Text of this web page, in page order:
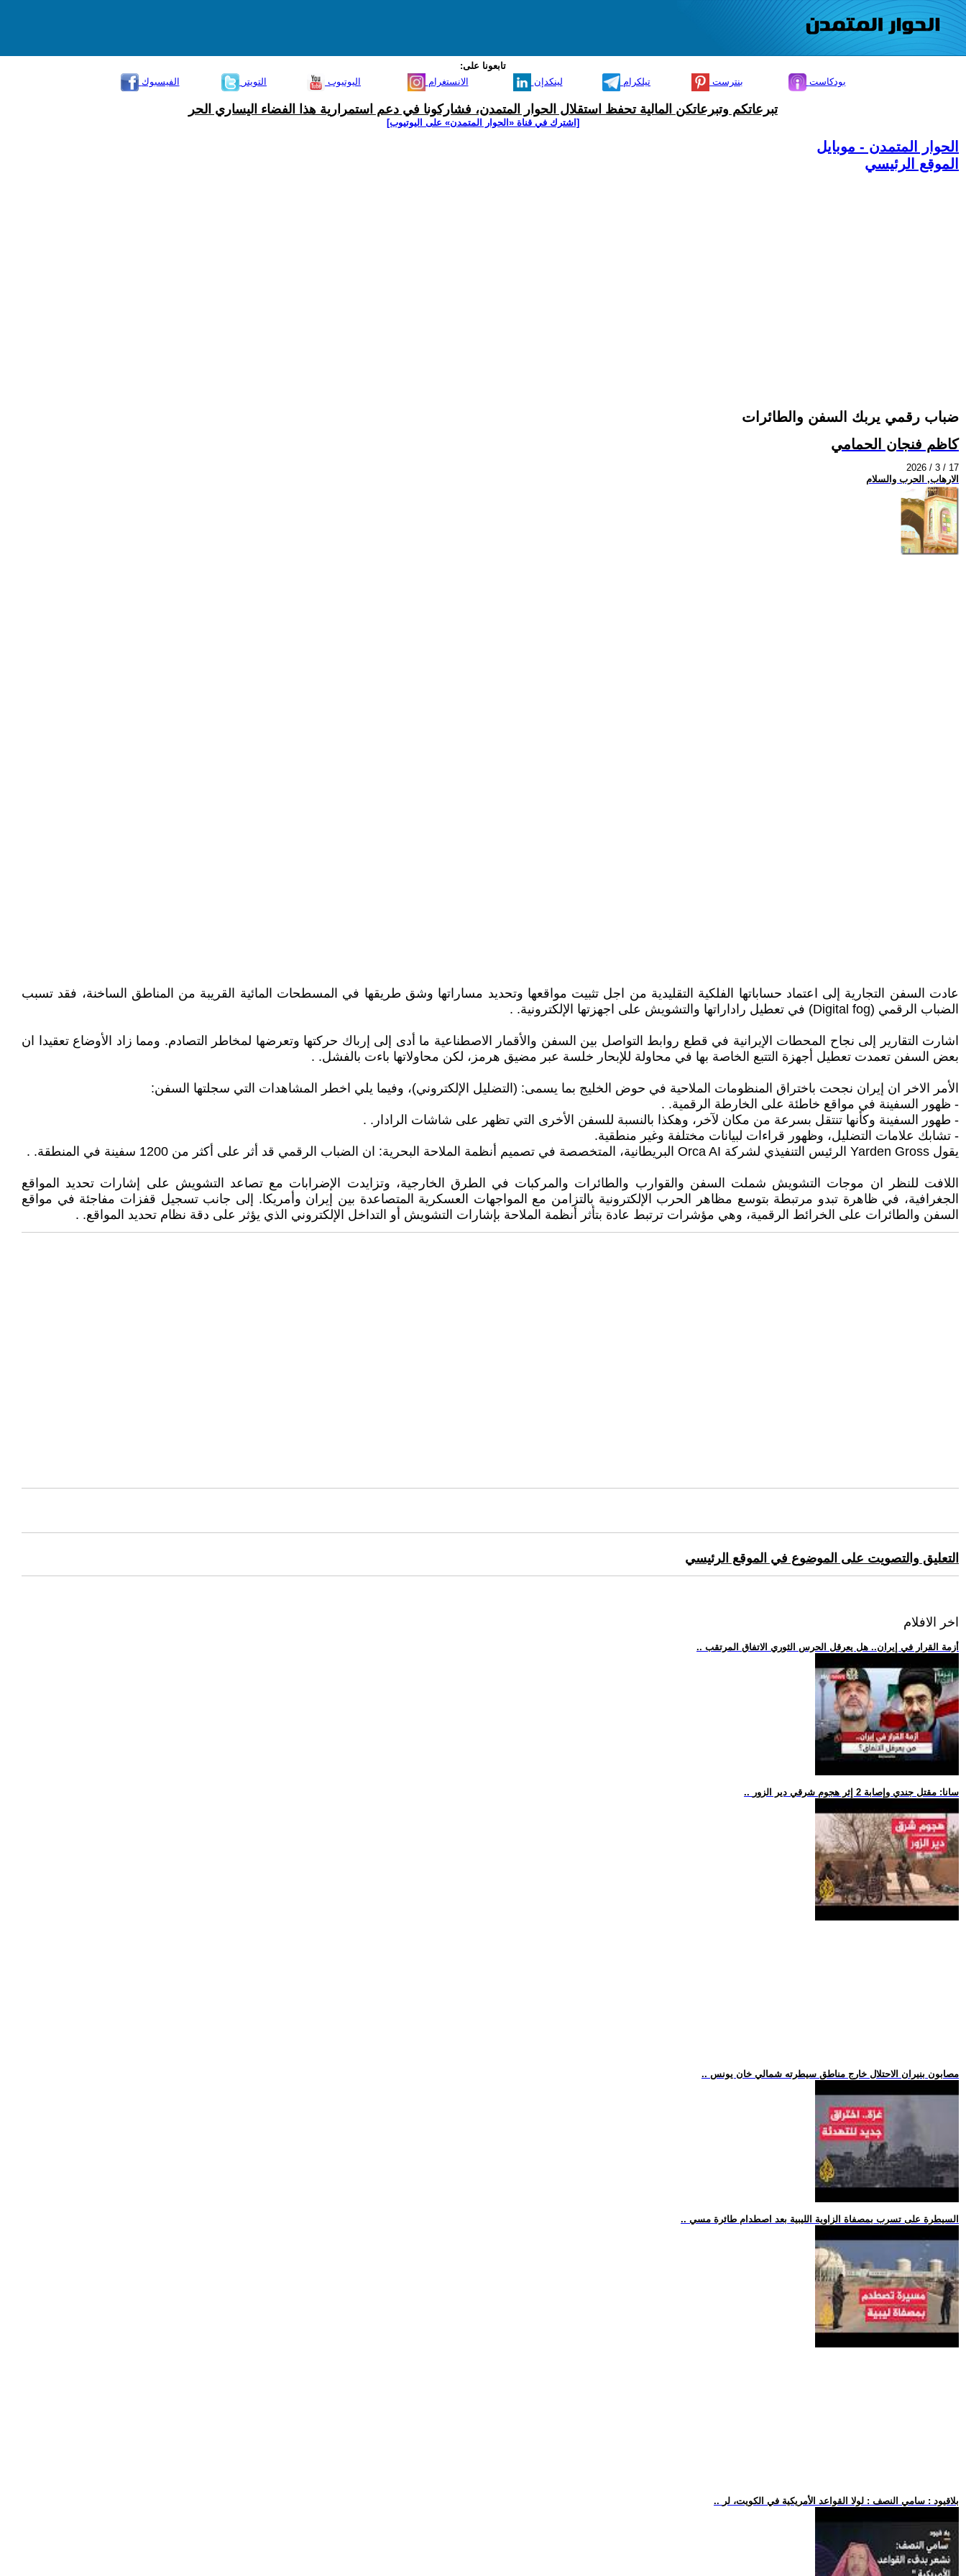
تابعونا على:
الفيسبوك
التويتر اليوتيوب الانستغرام لينكدإن تيلكرام بنترست بودكاست
تبرعاتكم وتبرعاتكن المالية تحفظ استقلال الحوار المتمدن، فشاركونا في دعم استمرارية هذا الفضاء اليساري الحر
[اشترك في قناة ‫«الحوار المتمدن» على اليوتيوب]
الحوار المتمدن - موبايل
الموقع الرئيسي
ضباب رقمي يربك السفن والطائرات
كاظم فنجان الحمامي
2026 / 3 / 17
الارهاب, الحرب والسلام
عادت السفن التجارية إلى اعتماد حساباتها الفلكية التقليدية من اجل تثبيت مواقعها وتحديد مساراتها وشق طريقها في المسطحات المائية القريبة من المناطق الساخنة، فقد تسبب
الضباب الرقمي (Digital fog) في تعطيل راداراتها والتشويش على اجهزتها الإلكترونية. .
اشارت التقارير إلى نجاح المحطات الإيرانية في قطع روابط التواصل بين السفن والأقمار الاصطناعية ما أدى إلى إرباك حركتها وتعرضها لمخاطر التصادم. ومما زاد الأوضاع تعقيدا ان
بعض السفن تعمدت تعطيل أجهزة التتبع الخاصة بها في محاولة للإبحار خلسة عبر مضيق هرمز، لكن محاولاتها باءت بالفشل. .
الأمر الاخر ان إيران نجحت باختراق المنظومات الملاحية في حوض الخليج بما يسمى: (التضليل الإلكتروني)، وفيما يلي اخطر المشاهدات التي سجلتها السفن:
- ظهور السفينة في مواقع خاطئة على الخارطة الرقمية. .
- طهور السفينة وكأنها تنتقل بسرعة من مكان لآخر، وهكذا بالنسبة للسفن الأخرى التي تظهر على شاشات الرادار. .
- تشابك علامات التضليل، وظهور قراءات لبيانات مختلفة وغير منطقية.
يقول Yarden Gross الرئيس التنفيذي لشركة Orca AI البريطانية، المتخصصة في تصميم أنظمة الملاحة البحرية: ان الضباب الرقمي قد أثر على أكثر من 1200 سفينة في المنطقة. .
اللافت للنظر ان موجات التشويش شملت السفن والقوارب والطائرات والمركبات في الطرق الخارجية، وتزايدت الإضرابات مع تصاعد التشويش على إشارات تحديد المواقع
الجغرافية، في ظاهرة تبدو مرتبطة بتوسع مظاهر الحرب الإلكترونية بالتزامن مع المواجهات العسكرية المتصاعدة بين إيران وأمريكا. إلى جانب تسجيل قفزات مفاجئة في مواقع
السفن والطائرات على الخرائط الرقمية، وهي مؤشرات ترتبط عادة بتأثر أنظمة الملاحة بإشارات التشويش أو التداخل الإلكتروني الذي يؤثر على دقة نظام تحديد المواقع. .
التعليق والتصويت على الموضوع في الموقع الرئيسي
اخر الافلام
.. أزمة القرار في إيران.. هل يعرقل الحرس الثوري الاتفاق المرتقب
.. سانا: مقتل جندي وإصابة 2 إثر هجوم شرقي دير الزور
.. مصابون بنيران الاحتلال خارج مناطق سيطرته شمالي خان يونس
.. السيطرة على تسرب بمصفاة الزاوية الليبية بعد اصطدام طائرة مسي
.. بلاقيود : سامي النصف : لولا القواعد الأمريكية في الكويت، لر